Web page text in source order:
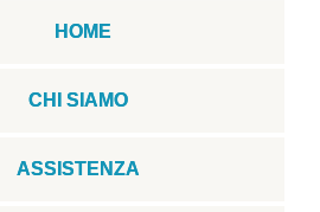
HOME
CHI SIAMO
ASSISTENZA